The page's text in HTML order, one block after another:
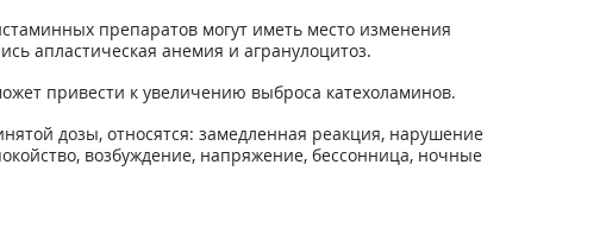
препаратов могут иметь место изменения
апластическая анемия и агранулоцитоз.
привести к увеличению выброса катехоламинов.
дозы, относятся: замедленная реакция, нарушение
возбуждение, напряжение, бессонница, ночные